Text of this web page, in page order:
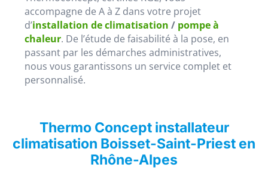
accompagne de A à Z dans votre projet
d’installation de climatisation / pompe à
chaleur. De l’étude de faisabilité à la pose, en
passant par les démarches administratives,
nous vous garantissons un service complet et
personnalisé.
Thermo Concept installateur
climatisation Boisset-Saint-Priest en
Rhône-Alpes